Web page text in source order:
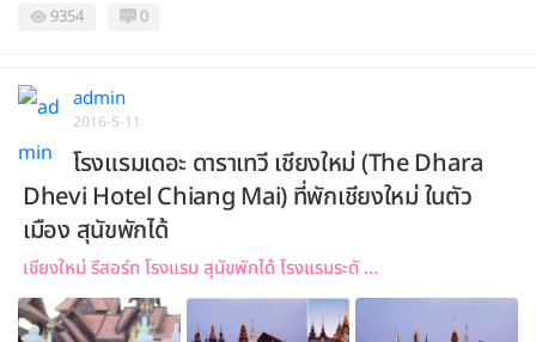
9354 0
admin
2016-5-11
โรงแรมเดอะ ดาราเทวี เชียงใหม่ (The Dhara
Dhevi Hotel Chiang Mai) ที่พักเชียงใหม่ ในตัว
เมือง สุนัขพักได้
เชียงใหม่ รีสอร์ท โรงแรม สุนัขพักได้ โรงแรมระดั ...